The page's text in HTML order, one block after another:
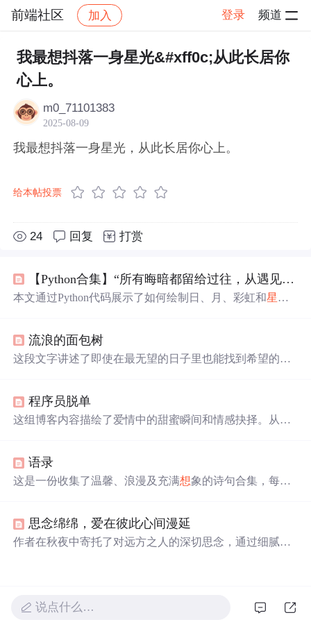
前端社区 加入 登录 频道
社区 前端社区 感慨 帖子详情
我最想抖落一身星光&#xff0c;从此长居你
心上。
m0_71101383
2025-08-09
我最想抖落一身星光，从此长居你心上。
给本帖投票
24 回复 打赏
【Python合集】“所有晦暗都留给过往，从遇见你开始，凛冬散尽，星河长明”（附四款源码）
本文通过Python代码展示了如何绘制日、月、彩虹和星光
的诗意句子，增添艺术气息。
流浪的面包树
这段文字讲述了即使在最无望的日子里也能找到希望的故
忆会让人感到孤独和迷茫。
程序员脱单
这组博客内容描绘了爱情中的甜蜜瞬间和情感抉择。从取
仪之人后，宏大理
坚定。这些温馨的表达展现了情感世界中细腻的心境变
语录
这是一份收集了温馨、浪漫及充满想象的诗句合集，每一
首小诗，让人沉醉。
思念绵绵，爱在彼此心间漫延
作者在秋夜中寄托了对远方之人的深切思念，通过细腻的
说点什么…